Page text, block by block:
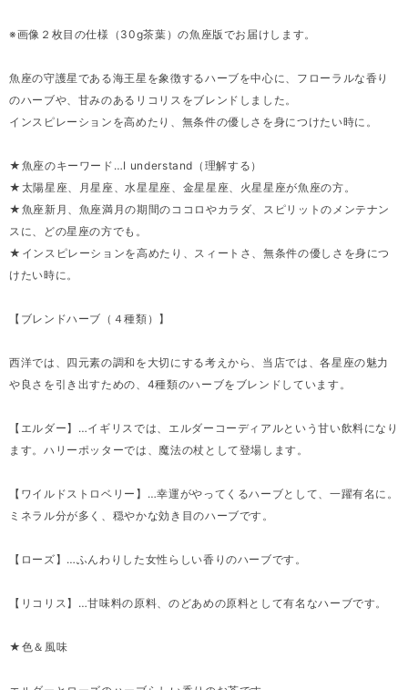
※画像２枚目の仕様（30g茶葉）の魚座版でお届けします。
魚座の守護星である海王星を象徴するハーブを中心に、フローラルな香り
のハーブや、甘みのあるリコリスをブレンドしました。
インスピレーションを高めたり、無条件の優しさを身につけたい時に。
★魚座のキーワード…I understand（理解する）
★太陽星座、月星座、水星星座、金星星座、火星星座が魚座の方。
★魚座新月、魚座満月の期間のココロやカラダ、スピリットのメンテナン
スに、どの星座の方でも。
★インスピレーションを高めたり、スィートさ、無条件の優しさを身につ
けたい時に。
【ブレンドハーブ（４種類）】
西洋では、四元素の調和を大切にする考えから、当店では、各星座の魅力
や良さを引き出すための、4種類のハーブをブレンドしています。
【エルダー】…イギリスでは、エルダーコーディアルという甘い飲料になり
ます。ハリーポッターでは、魔法の杖として登場します。
【ワイルドストロベリー】…幸運がやってくるハーブとして、一躍有名に。
ミネラル分が多く、穏やかな効き目のハーブです。
【ローズ】…ふんわりした女性らしい香りのハーブです。
【リコリス】…甘味料の原料、のどあめの原料として有名なハーブです。
★色＆風味